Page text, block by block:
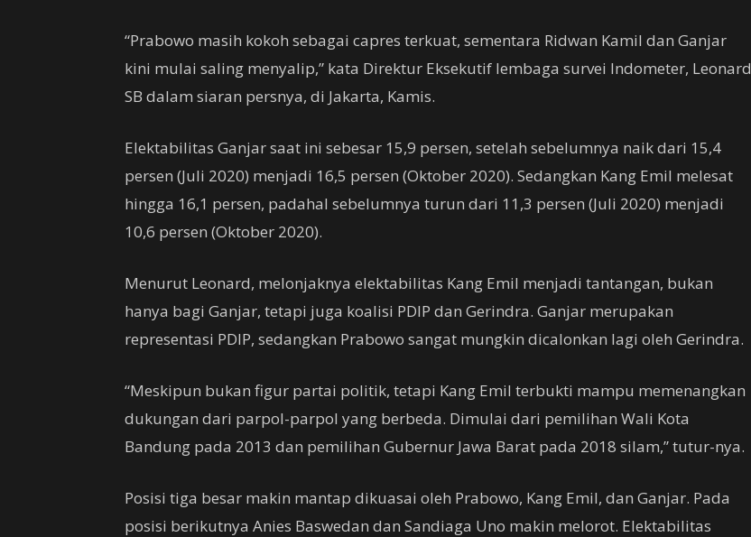
“Prabowo masih kokoh sebagai capres terkuat, sementara Ridwan Kamil dan Ganjar
kini mulai saling menyalip,” kata Direktur Eksekutif lembaga survei Indometer, Leonard
SB dalam siaran persnya, di Jakarta, Kamis.
Elektabilitas Ganjar saat ini sebesar 15,9 persen, setelah sebelumnya naik dari 15,4
persen (Juli 2020) menjadi 16,5 persen (Oktober 2020). Sedangkan Kang Emil melesat
hingga 16,1 persen, padahal sebelumnya turun dari 11,3 persen (Juli 2020) menjadi
10,6 persen (Oktober 2020).
Menurut Leonard, melonjaknya elektabilitas Kang Emil menjadi tantangan, bukan
hanya bagi Ganjar, tetapi juga koalisi PDIP dan Gerindra. Ganjar merupakan
representasi PDIP, sedangkan Prabowo sangat mungkin dicalonkan lagi oleh Gerindra.
“Meskipun bukan figur partai politik, tetapi Kang Emil terbukti mampu memenangkan
dukungan dari parpol-parpol yang berbeda. Dimulai dari pemilihan Wali Kota
Bandung pada 2013 dan pemilihan Gubernur Jawa Barat pada 2018 silam,” tutur-nya.
Posisi tiga besar makin mantap dikuasai oleh Prabowo, Kang Emil, dan Ganjar. Pada
posisi berikutnya Anies Baswedan dan Sandiaga Uno makin melorot. Elektabilitas